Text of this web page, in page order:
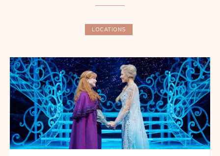
|
Das
Reisemagazin
LOCATIONS